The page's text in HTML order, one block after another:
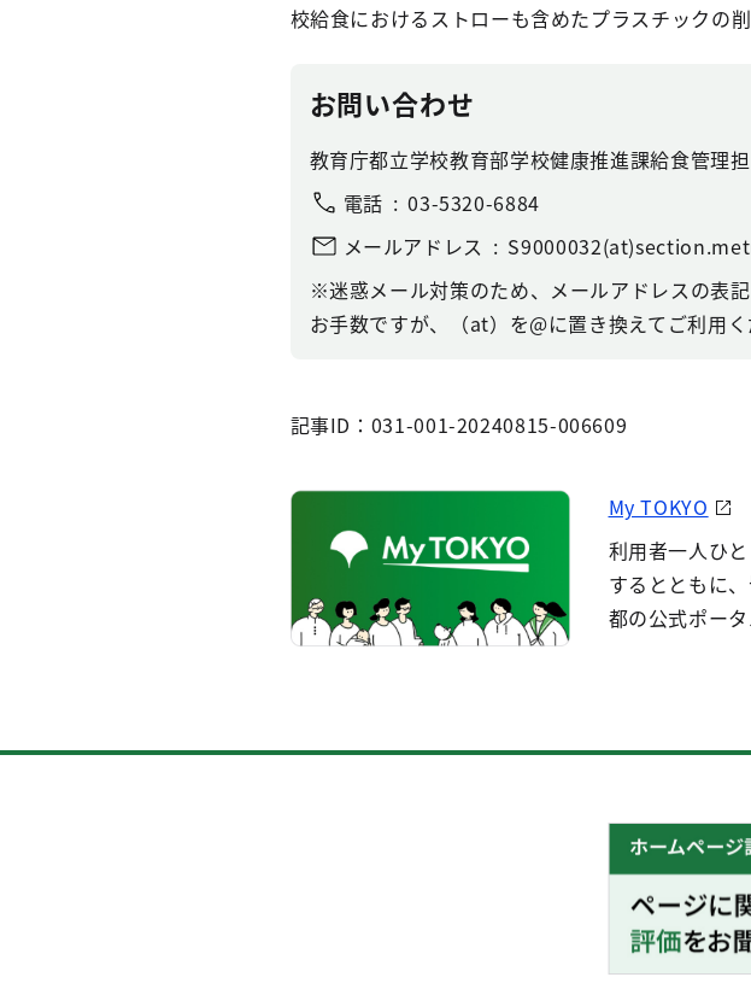
校給食におけるストローも含めたプラスチックの削
お問い合わせ
教育庁都立学校教育部学校健康推進課給食管理
電話
03-5320-6884
メールアドレス
※迷惑メール対策のため、メールアドレスの表記
お手数ですが、（at）を@に置き換えてご利用く
記事ID：031-001-20240815-006609
My TOKYO
利用者一人ひ
するとともに
都の公式ポータ